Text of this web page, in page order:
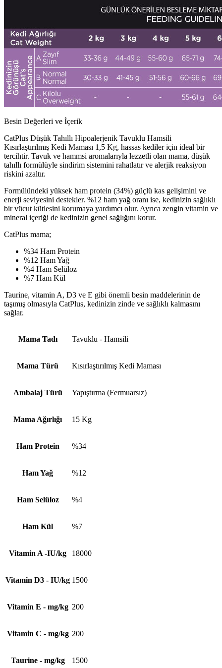
Besin Değerleri ve İçerik
CatPlus Düşük Tahıllı Hipoalerjenik Tavuklu Hamsili
Kısırlaştırılmış Kedi Maması 1,5 Kg, hassas kediler için ideal bir
tercihtir. Tavuk ve hammsi aromalarıyla lezzetli olan mama, düşük
tahıllı formülüyle sindirim sistemini rahatlatır ve alerjik reaksiyon
riskini azaltır.
Formülündeki yüksek ham protein (34%) güçlü kas gelişimini ve
enerji seviyesini destekler. %12 ham yağ oranı ise, kedinizin sağlıklı
bir vücut kütlesini korumaya yardımcı olur. Ayrıca zengin vitamin ve
mineral içeriği de kedinizin genel sağlığını korur.
CatPlus mama;
%34 Ham Protein
%12 Ham Yağ
%4 Ham Selüloz
%7 Ham Kül
Taurine, vitamin A, D3 ve E gibi önemli besin maddelerinin de
taşımış olmasıyla CatPlus, kedinizin zinde ve sağlıklı kalmasını
sağlar.
Mama Tadı Tavuklu - Hamsili
Mama Türü Kısırlaştırılmış Kedi Maması
Ambalaj Türü Yapıştırma (Fermuarsız)
Mama Ağırlığı 15 Kg
Ham Protein %34
Ham Yağ %12
Ham Selüloz %4
Ham Kül %7
Vitamin A -IU/kg 18000
Vitamin D3 - IU/kg 1500
Vitamin E - mg/kg 200
Vitamin C - mg/kg 200
Taurine - mg/kg 1500